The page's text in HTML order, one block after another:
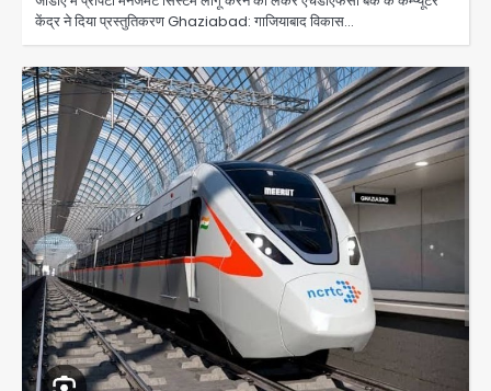
केंद्र ने दिया प्रस्तुतिकरण Ghaziabad: गाजियाबाद विकास…